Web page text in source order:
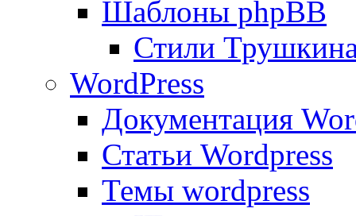
Шаблоны phpBB
Стили
WordPress
Документация
Статьи Wordpress
Темы wordpress